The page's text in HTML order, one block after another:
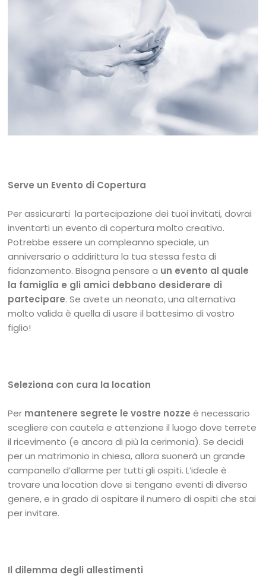
Serve un Evento di Copertura
Per assicurarti la partecipazione dei tuoi invitati, dovrai
inventarti un evento di copertura molto creativo.
Potrebbe essere un compleanno speciale, un
anniversario o addirittura la tua stessa festa di
fidanzamento. Bisogna pensare a un evento al quale
la famiglia e gli amici debbano desiderare di
partecipare. Se avete un neonato, una alternativa
molto valida è quella di usare il battesimo di vostro
figlio!
Seleziona con cura la location
Per mantenere segrete le vostre nozze è necessario
scegliere con cautela e attenzione il luogo dove terrete
il ricevimento (e ancora di più la cerimonia). Se decidi
per un matrimonio in chiesa, allora suonerà un grande
campanello d’allarme per tutti gli ospiti. L’ideale è
trovare una location dove si tengano eventi di diverso
genere, e in grado di ospitare il numero di ospiti che stai
per invitare.
Il dilemma degli allestimenti